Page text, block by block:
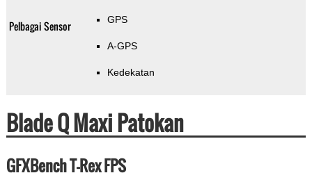
Pelbagai Sensor GPS
A-GPS
Kedekatan
Blade Q Maxi Patokan
GFXBench T-Rex FPS